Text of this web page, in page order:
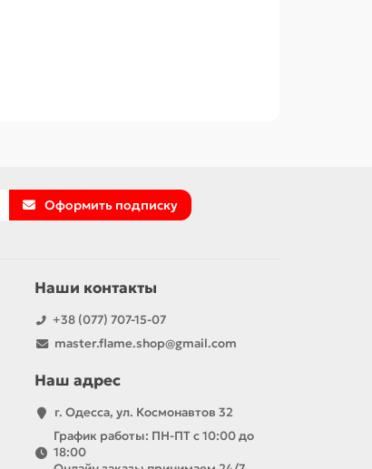
Оформить подписку
Наши контакты
+38 (077) 707-15-07
master.flame.shop@gmail.com
Наш адрес
г. Одесса, ул. Космонавтов 32
График работы: ПН-ПТ с 10:00 до
18:00